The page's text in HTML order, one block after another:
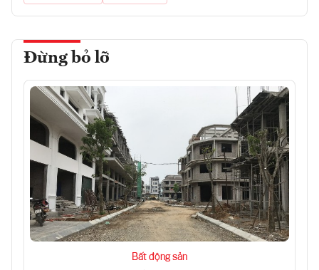
Đừng bỏ lỡ
Bất động sản